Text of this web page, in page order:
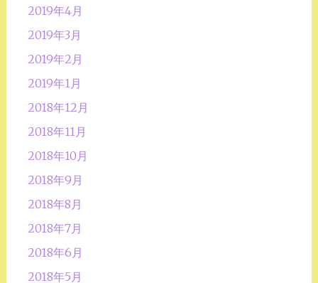
2019年4月
2019年3月
2019年2月
2019年1月
2018年12月
2018年11月
2018年10月
2018年9月
2018年8月
2018年7月
2018年6月
2018年5月